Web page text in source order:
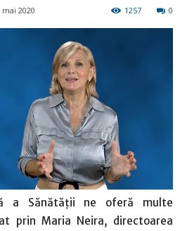
mai 2020 0
1257
a Sănătăţii ne oferă multe
prin Maria Neira, directoarea